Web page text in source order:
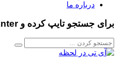
درباره ما
برای جستجو تایپ کرده و Enter را بزنید